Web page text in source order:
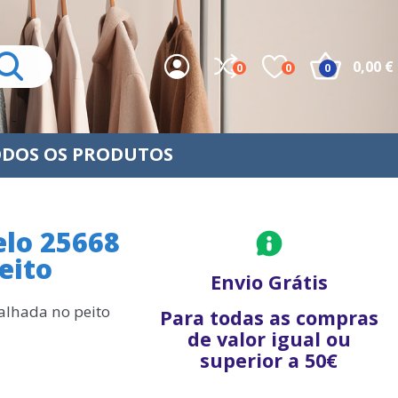
0 0 0,00 €
0
OS PRODUTOS
25668
no peito
Envio Grátis
Para todas as compras
de valor igual ou
superior a 50€